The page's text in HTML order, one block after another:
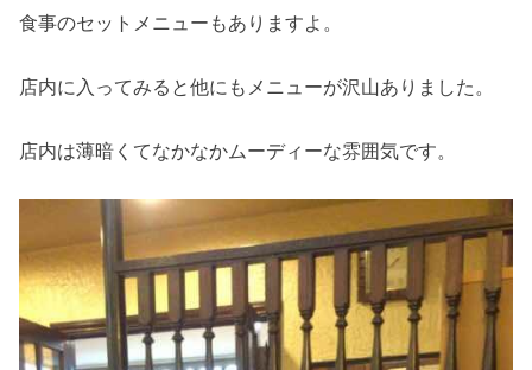
食事のセットメニューもありますよ。
店内に入ってみると他にもメニューが沢山ありました。
店内は薄暗くてなかなかムーディーな雰囲気です。